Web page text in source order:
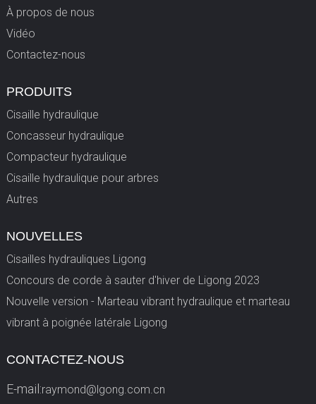
À propos de nous
Vidéo
Contactez-nous
PRODUITS
Cisaille hydraulique
Concasseur hydraulique
Compacteur hydraulique
Cisaille hydraulique pour arbres
Autres
NOUVELLES
Cisailles hydrauliques Ligong
Concours de corde à sauter d'hiver de Ligong 2023
Nouvelle version - Marteau vibrant hydraulique et marteau
vibrant à poignée latérale Ligong
CONTACTEZ-NOUS
E-mail:raymond@lgong.com.cn